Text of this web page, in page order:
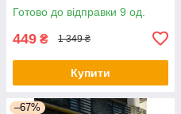
Готово до відправки 9 од.
449 ₴ 1 349 ₴
Купити
–67%